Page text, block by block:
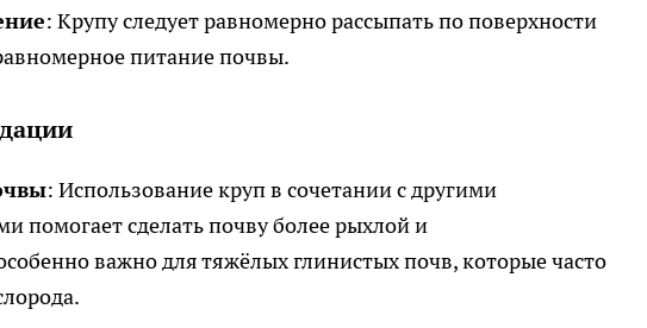
: Крупу следует равномерно рассыпать по поверхности
питание почвы.
: Использование круп в сочетании с другими
помогает сделать почву более рыхлой и
важно для тяжёлых глинистых почв, которые часто